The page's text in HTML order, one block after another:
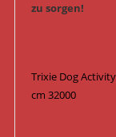
zu sorgen!
Trixie Dog
cm 32000